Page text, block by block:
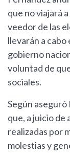
que no viajará
veedor de las
llevarán a cabo
gobierno
voluntad de
sociales.
Según aseguró
que, a juicio de
realizadas por
molestias y